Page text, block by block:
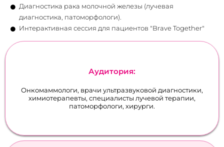
Диагностика рака молочной железы (лучевая
диагностика, патоморфологи).
Интерактивная сессия для пациентов "Brave Together"
Аудитория:
Онкомаммологи, врачи ультразвуковой диагностики,
химиотерапевты, специалисты лучевой терапии,
патоморфологи, хирурги.